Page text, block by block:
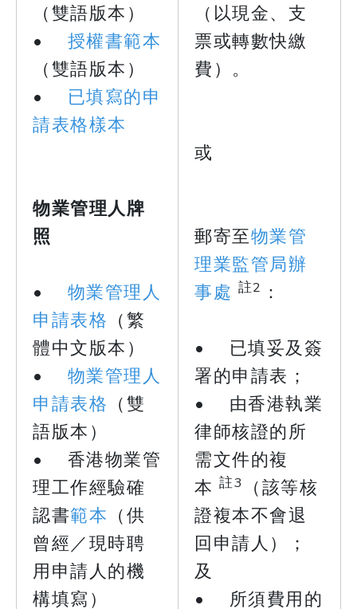
（雙語版本）
• 授權書範本
（雙語版本）
• 已填寫的申
請表格樣本
物業管理人牌
照
• 物業管理人
申請表格 （繁
體中文版本）
• 物業管理人
申請表格 （雙
語版本）
• 香港物業管
理工作經驗確
認書範本 （供
曾經／現時聘
用申請人的機
構填寫）
（以現金、支
票或轉數快繳
費）。
或
郵寄至物業管
理業監管局辦
事處 註2 ：
• 已填妥及簽
署的申請表；
• 由香港執業
律師核證的所
需文件的複
本 註3
（該等核
證複本不會退
回申請人）；
及
• 所須費用的